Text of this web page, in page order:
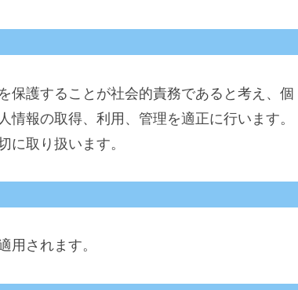
保護することが社会的責務であると考え、個
報の取得、利用、管理を適正に行います。
に取り扱います。
用されます。